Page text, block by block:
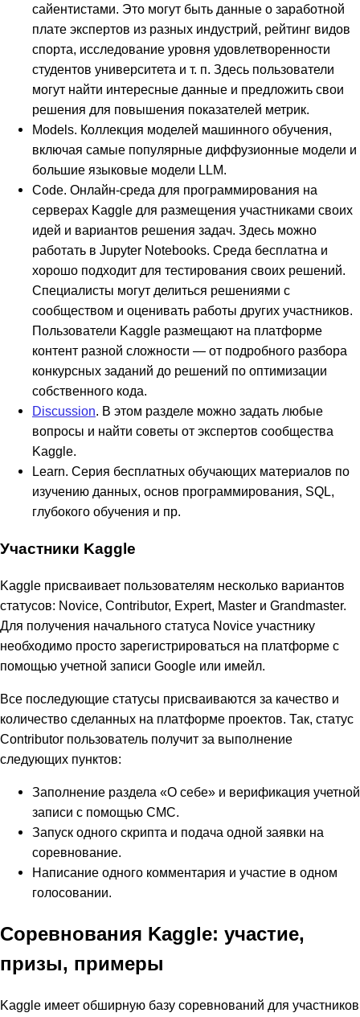
сайентистами. Это могут быть данные о заработной
плате экспертов из разных индустрий, рейтинг видов
спорта, исследование уровня удовлетворенности
студентов университета и т. п. Здесь пользователи
могут найти интересные данные и предложить свои
решения для повышения показателей метрик.
Models. Коллекция моделей машинного обучения,
включая самые популярные диффузионные модели и
большие языковые модели LLM.
Code. Онлайн-среда для программирования на
серверах Kaggle для размещения участниками своих
идей и вариантов решения задач. Здесь можно
работать в Jupyter Notebooks. Среда бесплатна и
хорошо подходит для тестирования своих решений.
Специалисты могут делиться решениями с
сообществом и оценивать работы других участников.
Пользователи Kaggle размещают на платформе
контент разной сложности — от подробного разбора
конкурсных заданий до решений по оптимизации
собственного кода.
Discussion . В этом разделе можно задать любые
вопросы и найти советы от экспертов сообщества
Kaggle.
Learn. Серия бесплатных обучающих материалов по
изучению данных, основ программирования, SQL,
глубокого обучения и пр.
Участники Kaggle
Kaggle присваивает пользователям несколько вариантов
статусов: Novice, Contributor, Expert, Master и Grandmaster.
Для получения начального статуса Novice участнику
необходимо просто зарегистрироваться на платформе с
помощью учетной записи Google или имейл.
Все последующие статусы присваиваются за качество и
количество сделанных на платформе проектов. Так, статус
Contributor пользователь получит за выполнение
следующих пунктов:
Заполнение раздела «О себе» и верификация учетной
записи с помощью СМС.
Запуск одного скрипта и подача одной заявки на
соревнование.
Написание одного комментария и участие в одном
голосовании.
Соревнования Kaggle: участие,
призы, примеры
Kaggle имеет обширную базу соревнований для участников